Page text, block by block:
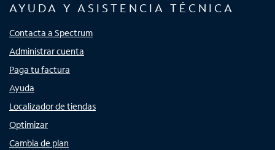
AYUDA Y ASISTENCIA TÉCNICA
Contacta a Spectrum
Administrar cuenta
Paga tu factura
Ayuda
Localizador de tiendas
Optimizar
Cambia de plan